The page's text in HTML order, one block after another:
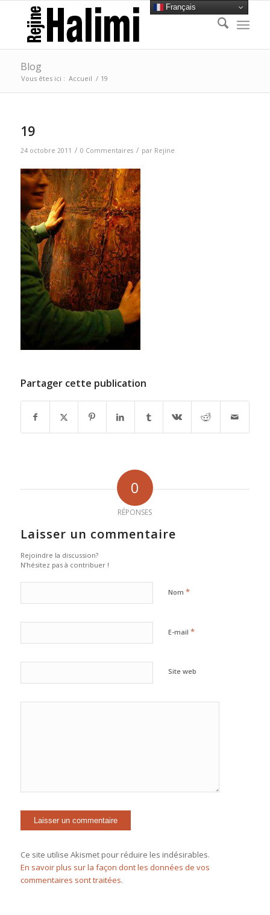
Blog
Vous êtes ici : Accueil / 19
19
24 octobre 2011 / 0 Commentaires / par Rejine
Partager cette publication
0
RÉPONSES
Laisser un commentaire
Rejoindre la discussion?
N’hésitez pas à contribuer !
Nom *
E-mail *
Site web
Ce site utilise Akismet pour réduire les indésirables.
En savoir plus sur la façon dont les données de vos
commentaires sont traitées.
Français